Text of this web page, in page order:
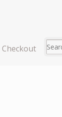
Checkout